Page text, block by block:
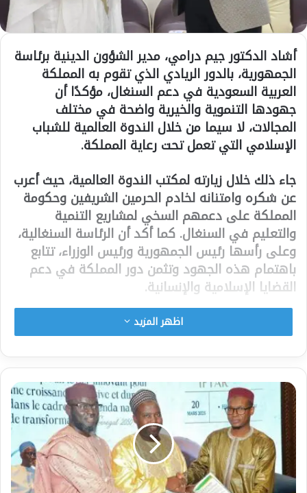
أشاد الدكتور جيم درامي، مدير الشؤون الدينية برئاسة
الجمهورية، بالدور الريادي الذي تقوم به المملكة
العربية السعودية في دعم السنغال، مؤكدًا أن
جهودها التنموية والخيرية واضحة في مختلف
المجالات، لا سيما من خلال الندوة العالمية للشباب
الإسلامي التي تعمل تحت رعاية المملكة.
جاء ذلك خلال زيارته لمكتب الندوة العالمية، حيث أعرب
عن شكره وامتنانه لخادم الحرمين الشريفين وحكومة
المملكة على دعمهم السخي لمشاريع التنمية
والتعليم في السنغال. كما أكد أن الرئاسة السنغالية،
وعلى رأسها رئيس الجمهورية ورئيس الوزراء، تتابع
باهتمام هذه الجهود وتثمن دور المملكة في دعم
القضايا الإسلامية والإنسانية.
وأشار د. درامي إلى أن التعاون بين السنغال والمملكة
من خلال الندوة العالمية ساهم في تعزيز العمل
الخيري والدعوي، ما يعكس عمق العلاقات الأخوية بين
البلدين، داعيًا إلى مواصلة هذا الدعم وتعزيز المشاريع
المشتركة التي تعود بالنفع على المجتمع السنغالي.
شارك هذا الموضوع:
فيس بوك X
اظهر المزيد